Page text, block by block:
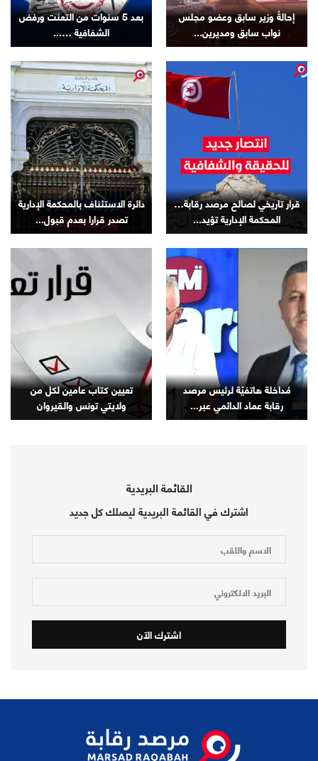
إحالةُ وزير سابق وعضو مجلس
نواب سابق ومديرين...
بعد 5 سنوات من التعنت ورفض
الشفافية …...
قرار تاريخي لصالح مرصد رقابة…
المحكمة الإدارية تؤيد...
دائرة الاستئناف بالمحكمة الإدارية
تصدر قرارا بعدم قبول...
مُداخلة هاتفيّة لرئيس مرصد
رقابة عماد الدائمي عبر...
تعيين كتاب عامين لكل من
ولايتي تونس والقيروان
القائمة البريدية
اشترك في القائمة البريدية ليصلك كل جديد